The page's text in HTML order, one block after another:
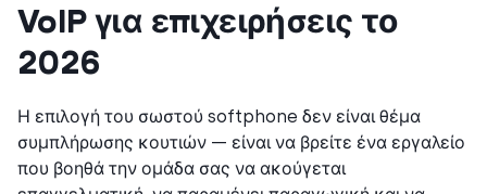
VoIP για επιχειρήσεις το
2026
Η επιλογή του σωστού softphone δεν είναι θέμα
συμπλήρωσης κουτιών — είναι να βρείτε ένα εργαλείο
που βοηθά την ομάδα σας να ακούγεται